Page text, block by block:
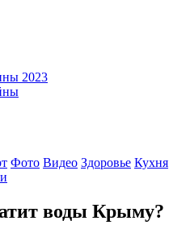
2023
Фото Видео Здоровье Кухня
воды Крыму?